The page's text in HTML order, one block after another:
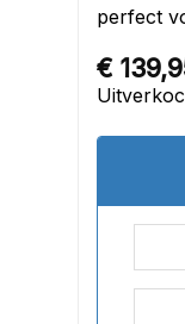
perfect
€